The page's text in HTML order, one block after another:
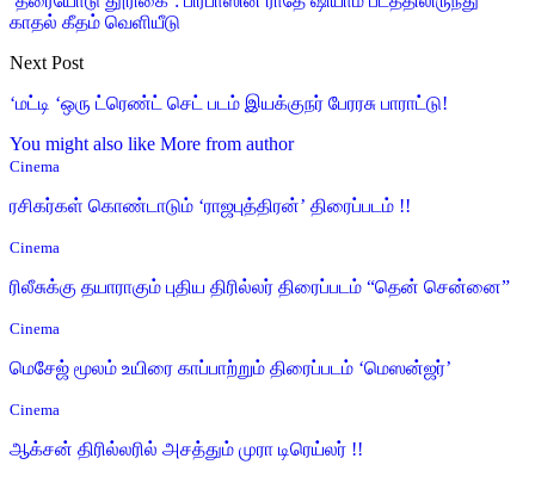
காதல் கீதம் வெளியீடு
Next Post
‘மட்டி ‘ஒரு ட்ரெண்ட் செட் படம் இயக்குநர் பேரரசு பாராட்டு!
You might also like More from author
Cinema
ரசிகர்கள் கொண்டாடும் ‘ராஜபுத்திரன்’ திரைப்படம் !!
Cinema
ரிலீசுக்கு தயாராகும் புதிய திரில்லர் திரைப்படம் “தென் சென்னை”
Cinema
மெசேஜ் மூலம் உயிரை காப்பாற்றும் திரைப்படம் ‘மெஸன்ஜர்’
Cinema
ஆக்சன் திரில்லரில் அசத்தும் முரா டிரெய்லர் !!